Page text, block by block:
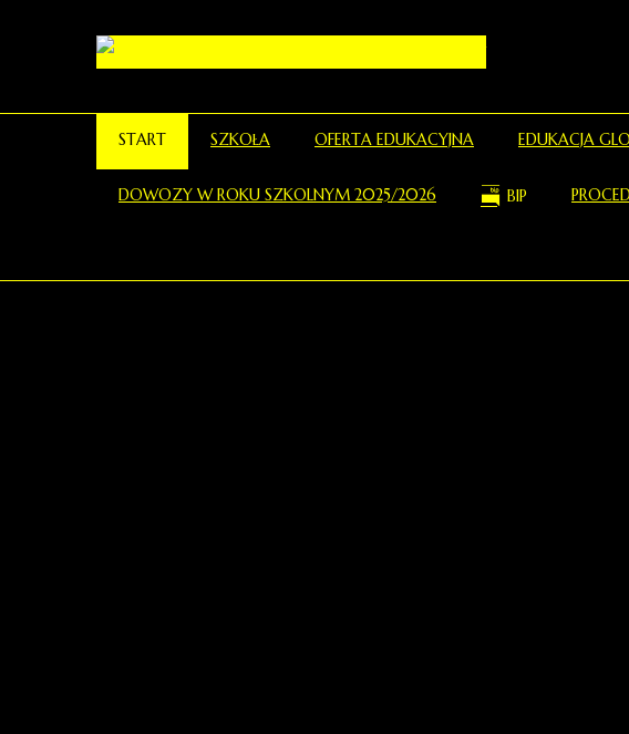
START SZKOŁA OFERTA EDUKACYJNA EDUKACJA
DOWOZY W ROKU SZKOLNYM 2025/2026 BIP